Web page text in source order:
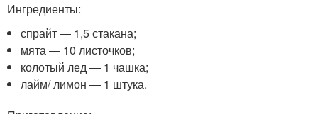
Ингредиенты:
спрайт — 1,5 стакана;
мята — 10 листочков;
колотый лед — 1 чашка;
лайм/ лимон — 1 штука.